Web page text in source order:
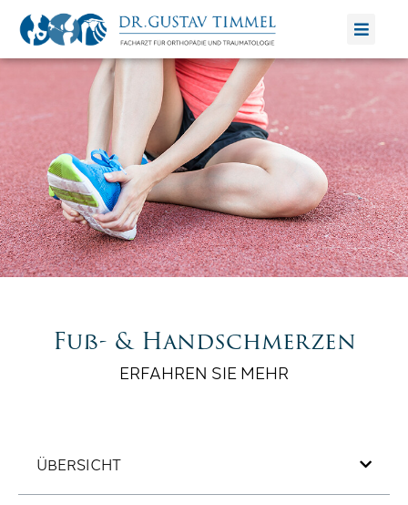
Zum
Fuß- & Handschmerzen
ERFAHREN SIE MEHR
ÜBERSICHT